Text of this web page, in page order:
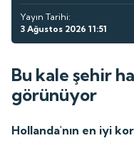
Yayın Tarihi:
3 Ağustos 2026 11:51
Bu kale şehir
görünüyor
Hollanda'nın en iyi